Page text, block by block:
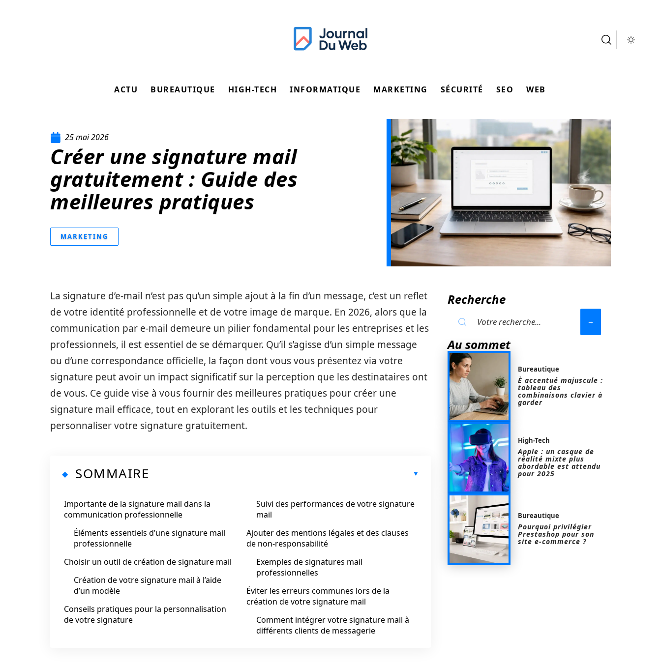
ACTU BUREAUTIQUE HIGH-TECH INFORMATIQUE MARKETING SÉCURITÉ SEO WEB
25 mai 2026
Créer une signature mail
gratuitement : Guide des
meilleures pratiques
MARKETING
La signature d’e-mail n’est pas qu’un simple ajout à la fin d’un message, c’est un reflet
de votre identité professionnelle et de votre image de marque. En 2026, alors que la
communication par e-mail demeure un pilier fondamental pour les entreprises et les
professionnels, il est essentiel de se démarquer. Qu’il s’agisse d’un simple message
ou d’une correspondance officielle, la façon dont vous vous présentez via votre
signature peut avoir un impact significatif sur la perception que les destinataires ont
de vous. Ce guide vise à vous fournir des meilleures pratiques pour créer une
signature mail efficace, tout en explorant les outils et les techniques pour
personnaliser votre signature gratuitement.
SOMMAIRE
Importante de la signature mail dans la
communication professionnelle
Éléments essentiels d’une signature mail
professionnelle
Choisir un outil de création de signature mail
Création de votre signature mail à l’aide
d’un modèle
Conseils pratiques pour la personnalisation
de votre signature
Suivi des performances de votre signature
mail
Ajouter des mentions légales et des clauses
de non-responsabilité
Exemples de signatures mail
professionnelles
Éviter les erreurs communes lors de la
création de votre signature mail
Comment intégrer votre signature mail à
différents clients de messagerie
Recherche
Au sommet
Bureautique
È accentué majuscule :
tableau des
combinaisons clavier à
garder
High-Tech
Apple : un casque de
réalité mixte plus
abordable est attendu
pour 2025
Bureautique
Pourquoi privilégier
Prestashop pour son
site e-commerce ?